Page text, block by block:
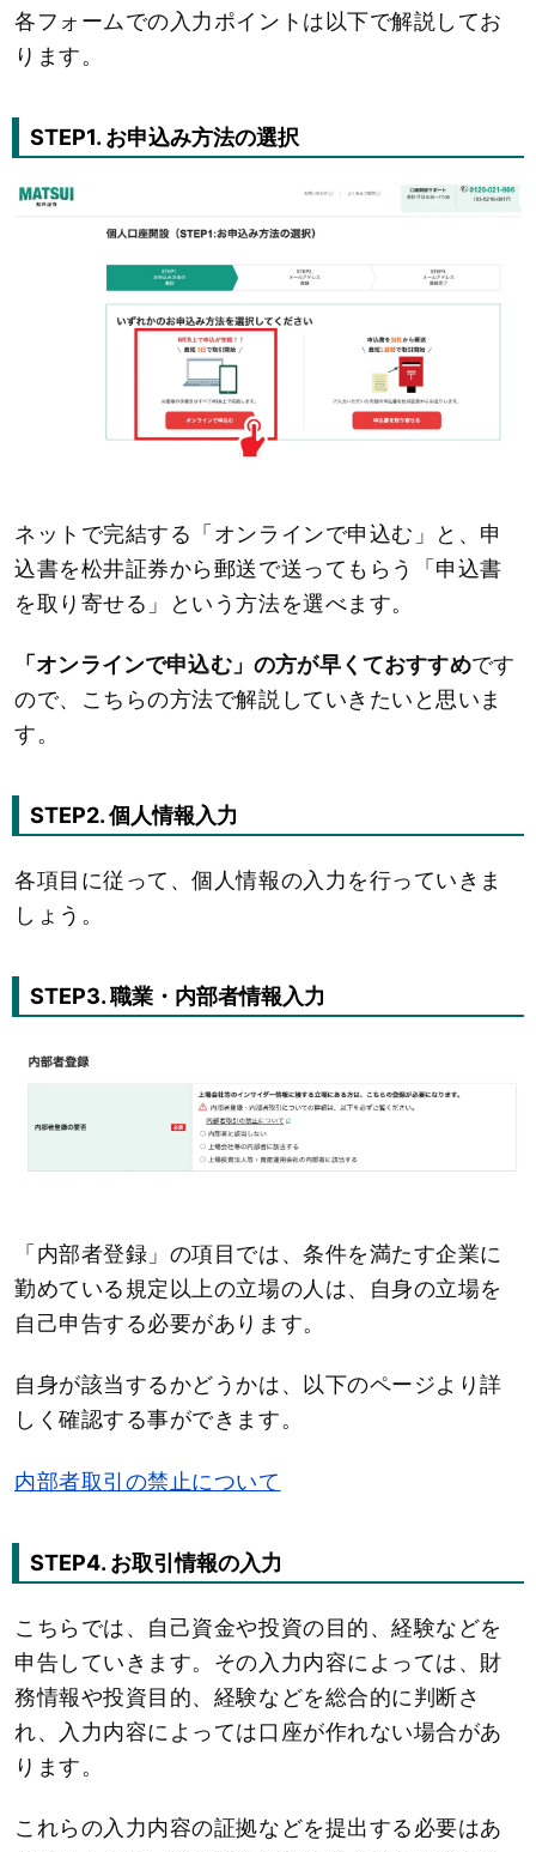
各フォームでの入力ポイントは以下で解説してお
ります。
STEP1. お申込み方法の選択
ネットで完結する「オンラインで申込む」と、申
込書を松井証券から郵送で送ってもらう「申込書
を取り寄せる」という方法を選べます。
「オンラインで申込む」の方が早くておすすめです
ので、こちらの方法で解説していきたいと思いま
す。
STEP2. 個人情報入力
各項目に従って、個人情報の入力を行っていきま
しょう。
STEP3. 職業・内部者情報入力
「内部者登録」の項目では、条件を満たす企業に
勤めている規定以上の立場の人は、自身の立場を
自己申告する必要があります。
自身が該当するかどうかは、以下のページより詳
しく確認する事ができます。
内部者取引の禁止について
STEP4. お取引情報の入力
こちらでは、自己資金や投資の目的、経験などを
申告していきます。その入力内容によっては、財
務情報や投資目的、経験などを総合的に判断さ
れ、入力内容によっては口座が作れない場合があ
ります。
これらの入力内容の証拠などを提出する必要はあ